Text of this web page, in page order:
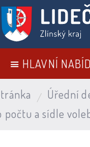
HLAVNÍ
Úřední
volebních okrsků pro volby do